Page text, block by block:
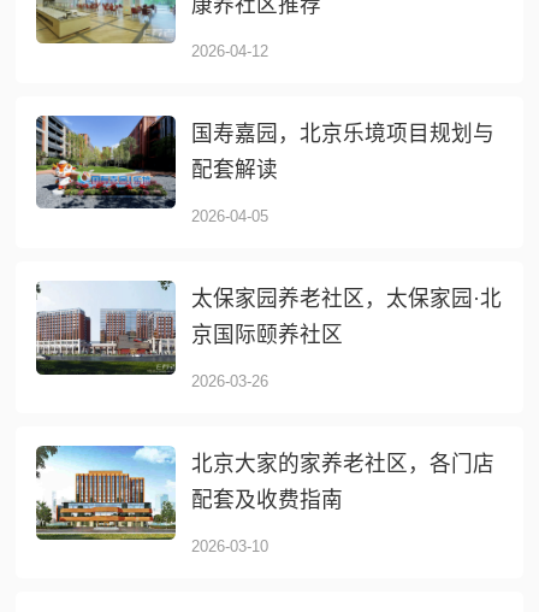
2026-04-12
国寿嘉园，北京乐境项目规划与
配套解读
2026-04-05
太保家园养老社区，太保家园·北
京国际颐养社区
2026-03-26
北京大家的家养老社区，各门店
配套及收费指南
2026-03-10